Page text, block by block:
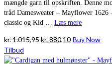
mængde garn til opskriften. Denne
tråd Damesweater – Mayflower
classic og Kid … Læs mere
kr.1.015,95Den
pris
kr.880,10Den
pris
Buy Now
Tilbud